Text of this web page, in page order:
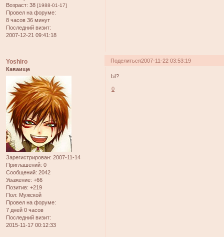
Возраст: 38 [1988-01-17]
Провел на форуме:
8 часов 36 минут
Последний визит:
2007-12-21 09:41:18
Поделиться2007-11-22 03:53:19
Yoshiro
Каваище
Зарегистрирован: 2007-11-14
Приглашений: 0
Сообщений: 2042
Уважение: +66
Позитив: +219
Пол: Мужской
Провел на форуме:
7 дней 0 часов
Последний визит:
2015-11-17 00:12:33
Ы?
0